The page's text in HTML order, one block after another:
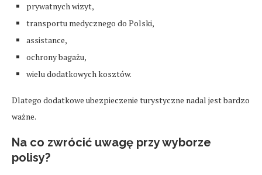
prywatnych wizyt,
transportu medycznego do Polski,
assistance,
ochrony bagażu,
wielu dodatkowych kosztów.
Dlatego dodatkowe ubezpieczenie turystyczne nadal jest bardzo
ważne.
Na co zwrócić uwagę przy wyborze
polisy?